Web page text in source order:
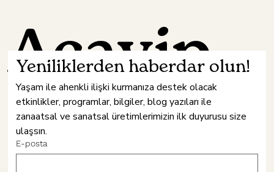
Acayip
Hâne
Yeniliklerden haberdar olun!
Yaşam ile ahenkli ilişki kurmanıza destek olacak
etkinlikler, programlar, bilgiler, blog yazıları ile
zanaatsal ve sanatsal üretimlerimizin ilk duyurusu size
ulaşsın.
E-posta